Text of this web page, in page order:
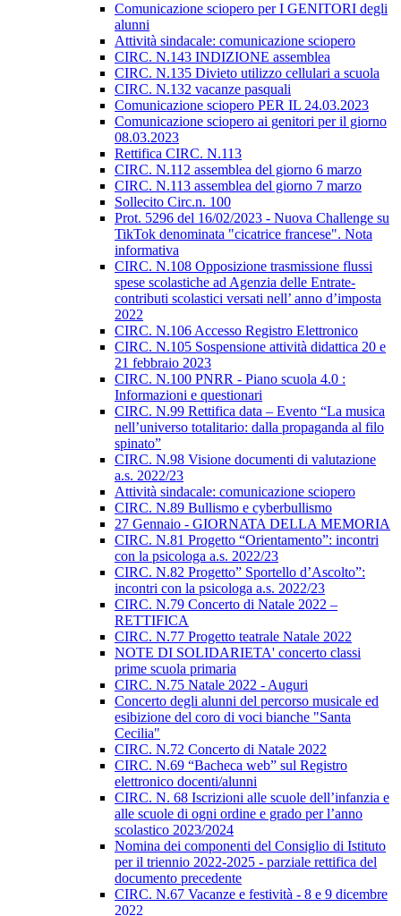
Comunicazione sciopero per I GENITORI degli
alunni
Attività sindacale: comunicazione sciopero
CIRC. N.143 INDIZIONE assemblea
CIRC. N.135 Divieto utilizzo cellulari a scuola
CIRC. N.132 vacanze pasquali
Comunicazione sciopero PER IL 24.03.2023
Comunicazione sciopero ai genitori per il giorno
08.03.2023
Rettifica CIRC. N.113
CIRC. N.112 assemblea del giorno 6 marzo
CIRC. N.113 assemblea del giorno 7 marzo
Sollecito Circ.n. 100
Prot. 5296 del 16/02/2023 - Nuova Challenge su
TikTok denominata "cicatrice francese". Nota
informativa
CIRC. N.108 Opposizione trasmissione flussi
spese scolastiche ad Agenzia delle Entrate-
contributi scolastici versati nell’ anno d’imposta
2022
CIRC. N.106 Accesso Registro Elettronico
CIRC. N.105 Sospensione attività didattica 20 e
21 febbraio 2023
CIRC. N.100 PNRR - Piano scuola 4.0 :
Informazioni e questionari
CIRC. N.99 Rettifica data – Evento “La musica
nell’universo totalitario: dalla propaganda al filo
spinato”
CIRC. N.98 Visione documenti di valutazione
a.s. 2022/23
Attività sindacale: comunicazione sciopero
CIRC. N.89 Bullismo e cyberbullismo
27 Gennaio - GIORNATA DELLA MEMORIA
CIRC. N.81 Progetto “Orientamento”: incontri
con la psicologa a.s. 2022/23
CIRC. N.82 Progetto” Sportello d’Ascolto”:
incontri con la psicologa a.s. 2022/23
CIRC. N.79 Concerto di Natale 2022 –
RETTIFICA
CIRC. N.77 Progetto teatrale Natale 2022
NOTE DI SOLIDARIETA' concerto classi
prime scuola primaria
CIRC. N.75 Natale 2022 - Auguri
Concerto degli alunni del percorso musicale ed
esibizione del coro di voci bianche "Santa
Cecilia"
CIRC. N.72 Concerto di Natale 2022
CIRC. N.69 “Bacheca web” sul Registro
elettronico docenti/alunni
CIRC. N. 68 Iscrizioni alle scuole dell’infanzia e
alle scuole di ogni ordine e grado per l’anno
scolastico 2023/2024
Nomina dei componenti del Consiglio di Istituto
per il triennio 2022-2025 - parziale rettifica del
documento precedente
CIRC. N.67 Vacanze e festività - 8 e 9 dicembre
2022